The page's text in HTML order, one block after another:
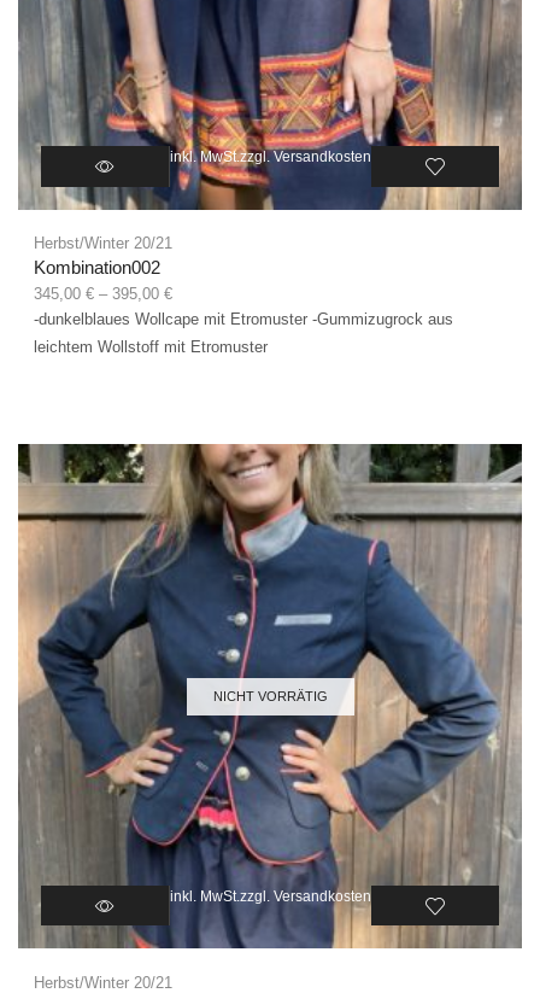
inkl. MwSt.zzgl.Versandkosten
Herbst/Winter 20/21
Kombination002
345,00 € – 395,00 €
-dunkelblaues Wollcape mit Etromuster -Gummizugrock aus
leichtem Wollstoff mit Etromuster
NICHT VORRÄTIG
inkl. MwSt. zzgl. Versandkosten
Herbst/Winter 20/21